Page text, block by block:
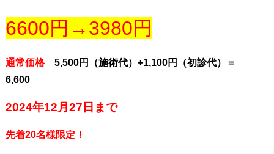
6600円→3980円
通常価格 5,500円
（施術代）+1,100円（初診代）＝
6,600
2024年12月27日まで
先着20名様限定！